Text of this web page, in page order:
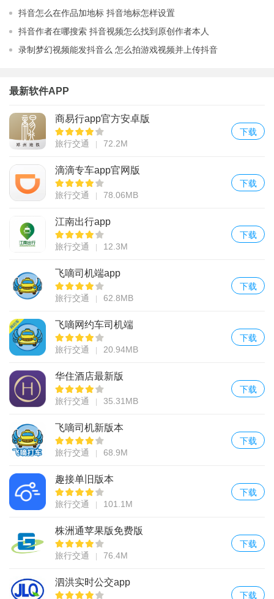
间
抖音怎么在作品加地标 抖音地标怎样设置
抖音作者在哪搜索 抖音视频怎么找到原创作者本人
录制梦幻视频能发抖音么 怎么拍游戏视频并上传抖音
最新软件APP
商易行app官方安卓版
旅行交通 72.2M
下载
滴滴专车app官网版
旅行交通 78.06MB
下载
江南出行app
旅行交通 12.3M
下载
飞嘀司机端app
旅行交通 62.8MB
下载
飞嘀网约车司机端
旅行交通 20.94MB
下载
华住酒店最新版
旅行交通 35.31MB
下载
飞嘀司机新版本
旅行交通 68.9M
下载
趣接单旧版本
旅行交通 101.1M
下载
株洲通苹果版免费版
旅行交通 76.4M
下载
泗洪实时公交app
下载